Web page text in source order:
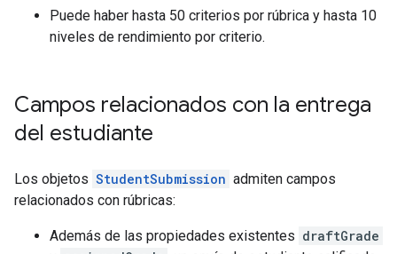
Puede haber hasta 50 criterios por rúbrica y hasta 10
niveles de rendimiento por criterio.
Campos relacionados con la entrega
del estudiante
Los objetos StudentSubmission admiten campos
relacionados con rúbricas:
Además de las propiedades existentes draftGrade